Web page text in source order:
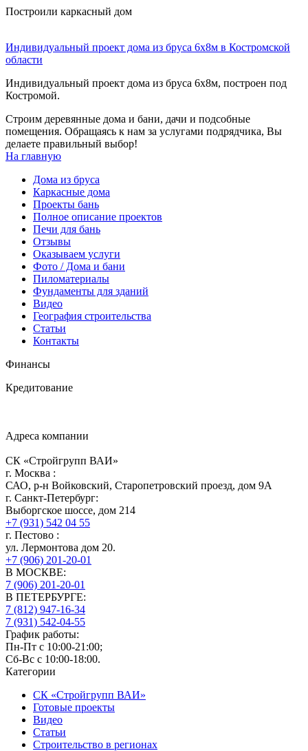
Построили каркасный дом
Индивидуальный проект дома из бруса 6х8м в Костромской
области
Индивидуальный проект дома из бруса 6х8м, построен под
Костромой.
Строим деревянные дома и бани, дачи и подсобные
помещения. Обращаясь к нам за услугами подрядчика, Вы
делаете правильный выбор!
На главную
Дома из бруса
Каркасные дома
Проекты бань
Полное описание проектов
Печи для бань
Отзывы
Оказываем услуги
Фото / Дома и бани
Пиломатериалы
Фундаменты для зданий
Видео
География строительства
Статьи
Контакты
Финансы
Кредитование
Адреса компании
СК «Стройгрупп ВАИ»
г. Москва :
САО, р-н Войковский, Старопетровский проезд, дом 9А
г. Санкт-Петербург:
Выборгское шоссе, дом 214
+7 (931) 542 04 55
г. Пестово :
ул. Лермонтова дом 20.
+7 (906) 201-20-01
В МОСКВЕ:
7 (906) 201-20-01
В ПЕТЕРБУРГЕ:
7 (812) 947-16-34
7 (931) 542-04-55
График работы:
Пн-Пт с 10:00-21:00;
Сб-Вс с 10:00-18:00.
Категории
СК «Стройгрупп ВАИ»
Готовые проекты
Видео
Статьи
Строительство в регионах